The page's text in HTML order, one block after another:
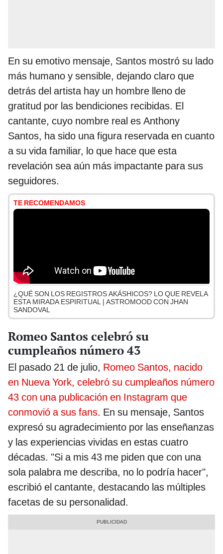
En su emotivo mensaje, Santos mostró su lado
más humano y sensible, dejando claro que
detrás del artista hay un hombre lleno de
gratitud por las bendiciones recibidas. El
cantante, cuyo nombre real es Anthony
Santos, ha sido una figura reservada en cuanto
a su vida familiar, lo que hace que esta
revelación sea aún más impactante para sus
seguidores.
TE RECOMENDAMOS
¿QUÉ SON LOS REGISTROS AKÁSHICOS? LO QUE REVELA
ESTA MIRADA ESPIRITUAL | ASTROMOOD CON JHAN
SANDOVAL
Romeo Santos celebró su
cumpleaños número 43
El pasado 21 de julio, Romeo Santos, nacido
en Nueva York, celebró su cumpleaños número
43 con una publicación en Instagram que
conmovió a sus fans. En su mensaje, Santos
expresó su agradecimiento por las enseñanzas
y las experiencias vividas en estas cuatro
décadas. "Si a mis 43 me piden que con una
sola palabra me describa, no lo podría hacer",
escribió el cantante, destacando las múltiples
facetas de su personalidad.